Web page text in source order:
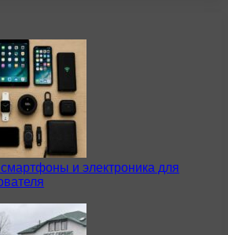
и электроника для